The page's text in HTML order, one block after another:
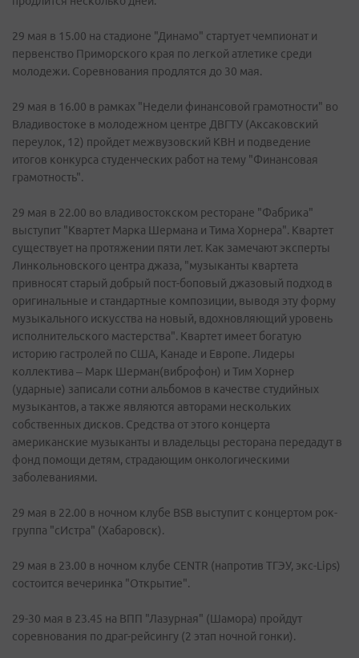
29 мая в 15.00 на стадионе "Динамо" стартует чемпионат и
первенство Приморского края по легкой атлетике среди
молодежи. Соревнования продлятся до 30 мая.
29 мая в 16.00 в рамках "Недели финансовой грамотности" во
Владивостоке в молодежном центре ДВГТУ (Аксаковский
переулок, 12) пройдет межвузовский КВН и подведение
итогов конкурса студенческих работ на тему "Финансовая
грамотность".
29 мая в 22.00 во владивостокском ресторане "Фабрика"
выступит "Квартет Марка Шермана и Тима Хорнера". Квартет
существует на протяжении пяти лет. Как замечают эксперты
Линкольновского центра джаза, "музыканты квартета
привносят старый добрый пост-боповый джазовый подход в
оригинальные и стандартные композиции, выводя эту форму
музыкального искусства на новый, вдохновляющий уровень
исполнительского мастерства". Квартет имеет богатую
историю гастролей по США, Канаде и Европе. Лидеры
коллектива – Марк Шерман(виброфон) и Тим Хорнер
(ударные) записали сотни альбомов в качестве студийных
музыкантов, а также являются авторами нескольких
собственных дисков. Средства от этого концерта
американские музыканты и владельцы ресторана передадут в
фонд помощи детям, страдающим онкологическими
заболеваниями.
29 мая в 22.00 в ночном клубе BSB выступит с концертом рок-
группа "сИстра" (Хабаровск).
29 мая в 23.00 в ночном клубе CENTR (напротив ТГЭУ, экс-Lips)
состоится вечеринка "Открытие".
29-30 мая в 23.45 на ВПП "Лазурная" (Шамора) пройдут
соревнования по драг-рейсингу (2 этап ночной гонки).